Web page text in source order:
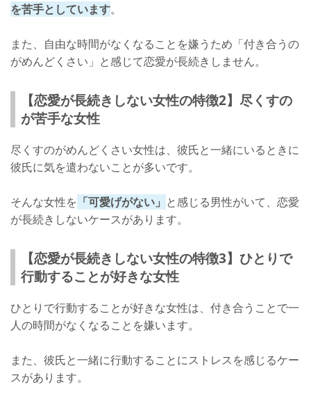
を苦手としています。
また、自由な時間がなくなることを嫌うため「付き合うの
がめんどくさい」と感じて恋愛が長続きしません。
【恋愛が長続きしない女性の特徴2】尽くすの
が苦手な女性
尽くすのがめんどくさい女性は、彼氏と一緒にいるときに
彼氏に気を遣わないことが多いです。
そんな女性を 「可愛げがない」 と感じる男性がいて、恋愛
が長続きしないケースがあります。
【恋愛が長続きしない女性の特徴3】ひとりで
行動することが好きな女性
ひとりで行動することが好きな女性は、付き合うことで一
人の時間がなくなることを嫌います。
また、彼氏と一緒に行動することにストレスを感じるケー
スがあります。